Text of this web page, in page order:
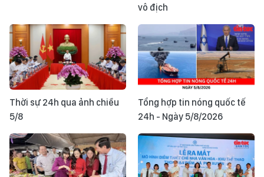
vô địch
Thời sự 24h qua ảnh chiều
5/8
Tổng hợp tin nóng quốc tế
24h - Ngày 5/8/2026